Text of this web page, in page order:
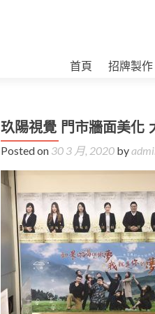
首頁 招牌製作
玖陽視覺 門市牆面美化
Posted on 30 3 月, 2020 by